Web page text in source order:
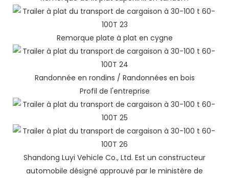
Remorque plate à plat en cygne
Randonnée en rondins / Randonnées en bois
Profil de l'entreprise
Shandong Luyi Vehicle Co., Ltd. Est un constructeur
automobile désigné approuvé par le ministère de